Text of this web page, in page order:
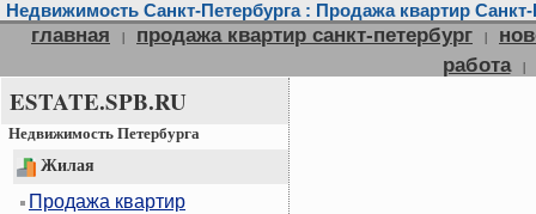
Недвижимость Санкт-Петербурга : Продажа квартир
главная | продажа квартир санкт-петербург |
работа
|
ESTATE.SPB.RU
Недвижимость Петербурга
Жилая
Продажа квартир